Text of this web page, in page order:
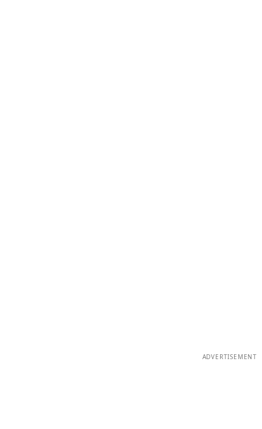
ADVERTISEMENT